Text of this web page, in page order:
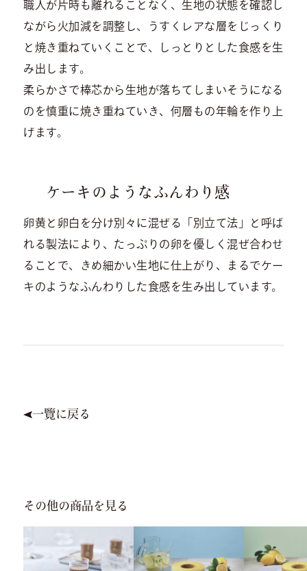
職人が片時も離れることなく、生地の状態を確認し
ながら火加減を調整し、うすくレアな層をじっくり
と焼き重ねていくことで、しっとりとした食感を生
み出します。
柔らかさで棒芯から生地が落ちてしまいそうになる
のを慎重に焼き重ねていき、何層もの年輪を作り上
げます。
ケーキのようなふんわり感
卵黄と卵白を分け別々に混ぜる「別立て法」と呼ば
れる製法により、たっぷりの卵を優しく混ぜ合わせ
ることで、きめ細かい生地に仕上がり、まるでケー
キのようなふんわりした食感を生み出しています。
一覽に戻る
その他の商品を見る